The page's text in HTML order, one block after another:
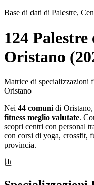
Base di dati di Palestre,
124
Oristano
Matrice di specializzazioni
Oristano
Nei 44 comuni di
fitness meglio valutate.
scopri centri con personal
con corsi di yoga, crossfit,
provincia.